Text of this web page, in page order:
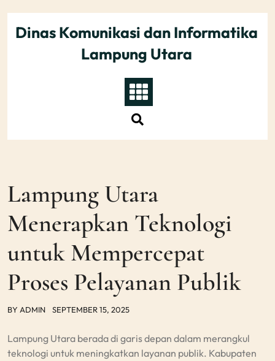
contentDinas Komunikasi dan Informatika
Lampung Utara
Lampung Utara
Menerapkan Teknologi
untuk Mempercepat
Proses Pelayanan Publik
BY ADMIN SEPTEMBER 15, 2025
Lampung Utara berada di garis depan dalam merangkul
teknologi untuk meningkatkan layanan publik. Kabupaten